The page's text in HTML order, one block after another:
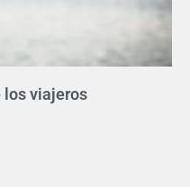
los viajeros